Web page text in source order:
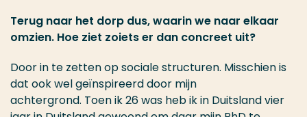
Terug naar het dorp dus, waarin we naar elkaar
omzien. Hoe ziet zoiets er dan concreet uit?
Door in te zetten op sociale structuren. Misschien is
dat ook wel geïnspireerd door mijn
achtergrond. Toen ik 26 was heb ik in Duitsland vier